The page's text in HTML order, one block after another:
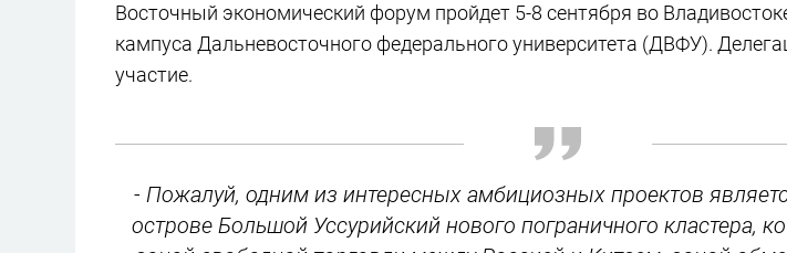
Восточный экономический форум пройдет 5-8 сентября во
кампуса Дальневосточного федерального университета (ДВФУ).
участие.
- Пожалуй, одним из интересных амбициозных проектов
острове Большой Уссурийский нового пограничного кластера,